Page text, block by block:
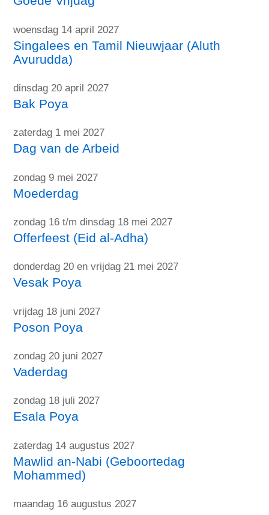
woensdag 14 april 2027
Singalees en Tamil Nieuwjaar (Aluth
Avurudda)
dinsdag 20 april 2027
Bak Poya
zaterdag 1 mei 2027
Dag van de Arbeid
zondag 9 mei 2027
Moederdag
zondag 16 t/m dinsdag 18 mei 2027
Offerfeest (Eid al-Adha)
donderdag 20 en vrijdag 21 mei 2027
Vesak Poya
vrijdag 18 juni 2027
Poson Poya
zondag 20 juni 2027
Vaderdag
zondag 18 juli 2027
Esala Poya
zaterdag 14 augustus 2027
Mawlid an-Nabi (Geboortedag
Mohammed)
maandag 16 augustus 2027